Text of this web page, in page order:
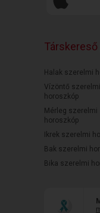
Halak szerelmi
Vízöntő szerelmi
horoszkóp
Mérleg szerelmi
horoszkóp
Ikrek szerelmi
Bak szerelmi
Bika szerelmi